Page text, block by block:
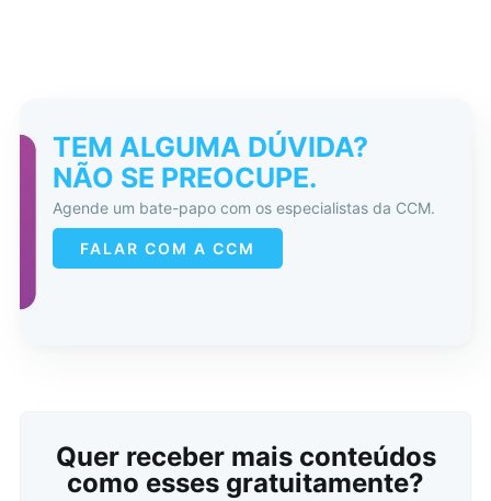
TEM ALGUMA DÚVIDA?
NÃO SE PREOCUPE.
Agende um bate-papo com os especialistas da CCM.
FALAR COM A CCM
Quer receber mais conteúdos
como esses gratuitamente?